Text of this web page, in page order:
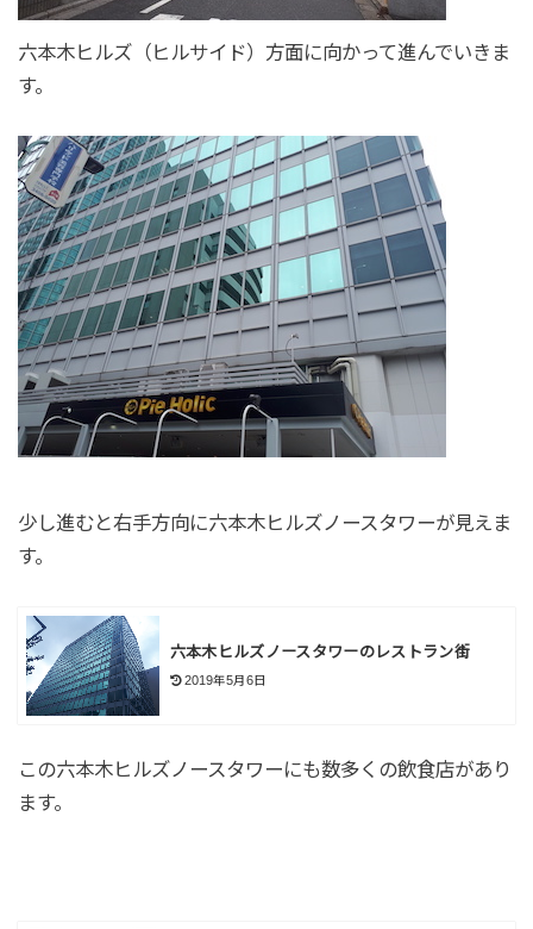
六本木ヒルズ（ヒルサイド）方面に向かって進んでいきま
す。
少し進むと右手方向に六本木ヒルズノースタワーが見えま
す。
六本木ヒルズノースタワーのレストラン街
2019年5月6日
この六本木ヒルズノースタワーにも数多くの飲食店があり
ます。